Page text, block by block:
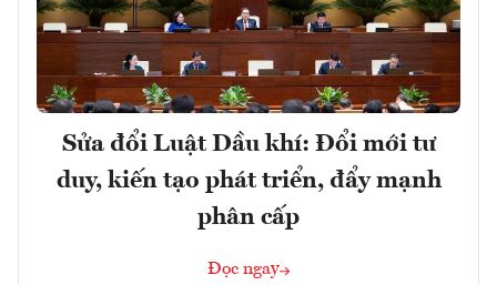
Sửa đổi Luật Dầu khí: Đổi mới tư
duy, kiến tạo phát triển, đẩy mạnh
phân cấp
Đọc ngay